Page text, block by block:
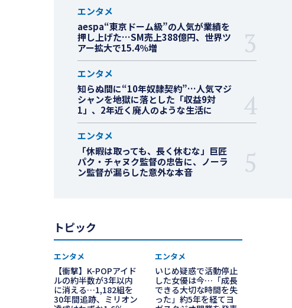
エンタメ
aespa“東京ドーム級”の人気が業績を
押し上げた…SM売上388億円、世界ツ
アー拡大で15.4％増
エンタメ
知らぬ間に“10年奴隷契約”…人気マジ
シャンを地獄に落とした「収益9対
1」、2年近く廃人のような生活に
エンタメ
「休暇は取っても、長く休むな」巨匠
パク・チャヌク監督の忠告に、ノーラ
ン監督が漏らした意外な本音
トピック
エンタメ
【衝撃】K-POPアイド
ルの約半数が3年以内
に消える…1,182組を
30年間追跡、ミリオン
エンタメ
いじめ疑惑で活動停止
した女優は今…「成長
できる大切な時間を失
った」約5年を経てヨ